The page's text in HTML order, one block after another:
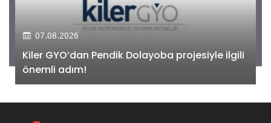
07.08.2026
Kiler GYO’dan Pendik Dolayoba projesiyle ilgili
önemli adım!